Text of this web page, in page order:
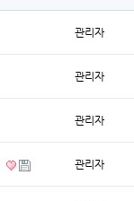
관리자
관리자
관리자
관리자